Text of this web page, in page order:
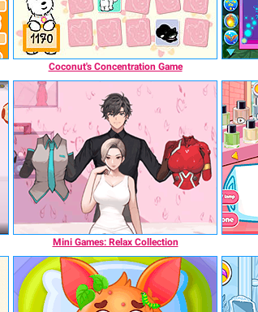
Coconut's Concentration Game
Mini Games: Relax Collection